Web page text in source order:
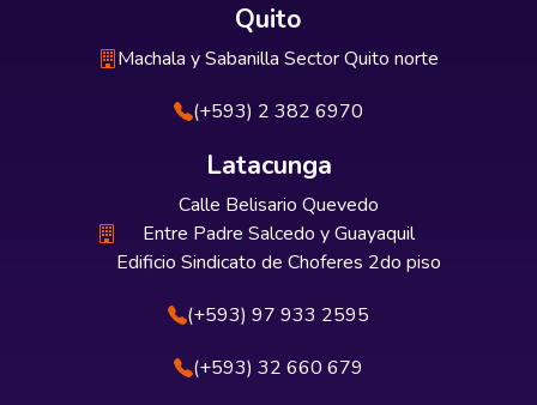
Quito
Machala y Sabanilla Sector Quito norte
(+593) 2 382 6970
Latacunga
Calle Belisario Quevedo
Entre Padre Salcedo y Guayaquil
Edificio Sindicato de Choferes 2do piso
(+593) 97 933 2595
(+593) 32 660 679